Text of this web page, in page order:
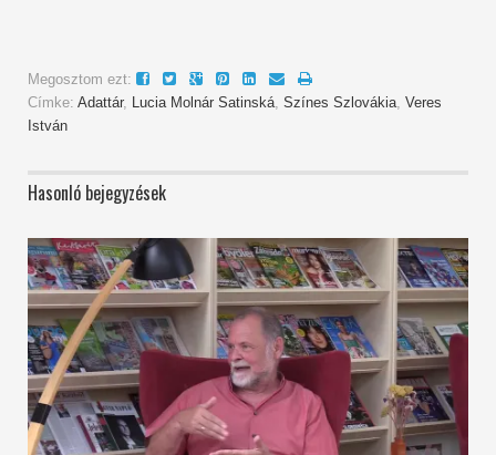
Megosztom ezt:
Címke: Adattár, Lucia Molnár Satinská, Színes Szlovákia, Veres
István
Hasonló bejegyzések